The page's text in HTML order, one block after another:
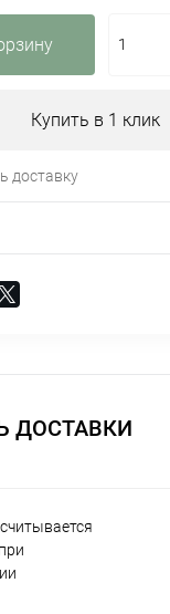
Купить в 1 клик
доставку
ДОСТАВКИ